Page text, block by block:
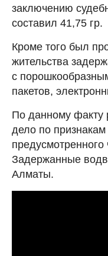
заключению
составил 41,75 гр.
Кроме того был
жительства
с
пакетов,
По данному факту
дело по
Задержанные
Алматы.